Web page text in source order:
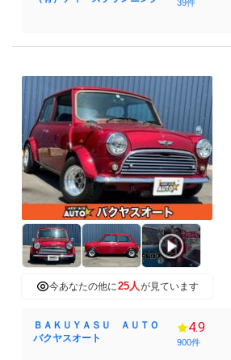
39件
今あなたの他に25人が見ています
ＢＡＫＵＹＡＳＵ ＡＵＴＯ
バクヤスオート
4.9
900件